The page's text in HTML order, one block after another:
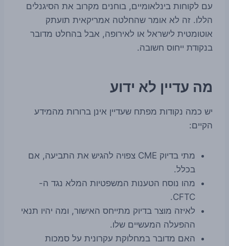
עם לקוחות בינלאומיים, בוחנים מקרוב את הסיגנלים
הללו. זה לא אומר שהחלטה אמריקאית תועתק
אוטומטית לישראל או לאירופה, אבל בהחלט מדובר
בנקודת ייחוס חשובה.
מה עדיין לא ידוע
יש כמה נקודות מפתח שעדיין אינן ברורות מהמידע
הקיים:
מתי בדיוק CME צפויה להגיש את התביעה, אם
בכלל.
מהו נוסח הטענות המשפטיות המלא נגד ה-
CFTC.
לאיזה מוצר בדיוק מתייחס האישור, ומה יהיו תנאי
ההפעלה המעשיים שלו.
האם מדובר במחלוקת עקרונית על סמכות